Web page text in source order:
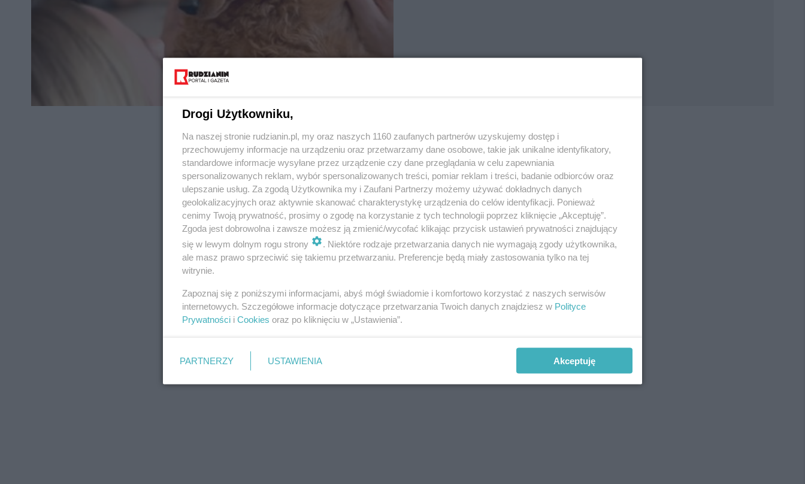
REKLAMA REKLAMA
Drogi Użytkowniku,
Na naszej stronie rudzianin.pl, my oraz naszych 1160 zaufanych partnerów uzyskujemy dostęp i
przechowujemy informacje na urządzeniu oraz przetwarzamy dane osobowe, takie jak unikalne identyfikatory,
standardowe informacje wysyłane przez urządzenie czy dane przeglądania w celu zapewniania
spersonalizowanych reklam, wybór spersonalizowanych treści, pomiar reklam i treści, badanie odbiorców oraz
ulepszanie usług. Za zgodą Użytkownika my i Zaufani Partnerzy możemy używać dokładnych danych
geolokalizacyjnych oraz aktywnie skanować charakterystykę urządzenia do celów identyfikacji. Ponieważ
cenimy Twoją prywatność, prosimy o zgodę na korzystanie z tych technologii poprzez kliknięcie „Akceptuję”.
Zgoda jest dobrowolna i zawsze możesz ją zmienić/wycofać klikając przycisk ustawień prywatności znajdujący
się w lewym dolnym rogu strony
. Niektóre rodzaje przetwarzania danych nie wymagają zgody użytkownika,
ale masz prawo sprzeciwić się takiemu przetwarzaniu. Preferencje będą miały zastosowania tylko na tej
witrynie.
Zapoznaj się z poniższymi informacjami, abyś mógł świadomie i komfortowo korzystać z naszych serwisów
internetowych. Szczegółowe informacje dotyczące przetwarzania Twoich danych znajdziesz w Polityce
Prywatności i Cookies oraz po kliknięciu w „Ustawienia”.
PARTNERZY USTAWIENIA Akceptuję